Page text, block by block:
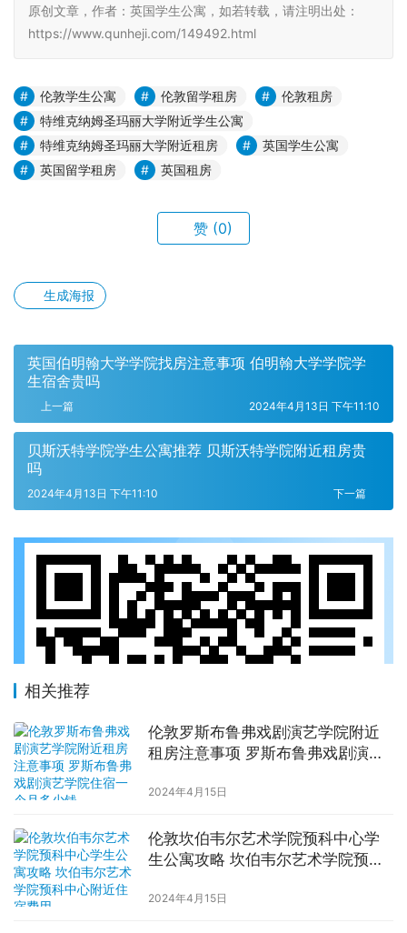
原创文章，作者：英国学生公寓，如若转载，请注明出处：
https://www.qunheji.com/149492.html
伦敦学生公寓 伦敦留学租房
伦敦租房
特维克纳姆圣玛丽大学附近学生公寓
特维克纳姆圣玛丽大学附近租房
英国学生公寓
英国留学租房
英国租房
赞 (0)
生成海报
英国伯明翰大学学院找房注意事项 伯明翰大学学院学
生宿舍贵吗
上一篇 2024年4月13日 下午11:10
贝斯沃特学院学生公寓推荐 贝斯沃特学院附近租房贵
吗
下一篇
2024年4月13日 下午11:10
相关推荐
伦敦罗斯布鲁弗戏剧演艺学院附近
租房注意事项 罗斯布鲁弗戏剧演艺
2024年4月15日
伦敦坎伯韦尔艺术学院预科中心学
生公寓攻略 坎伯韦尔艺术学院预科
2024年4月15日